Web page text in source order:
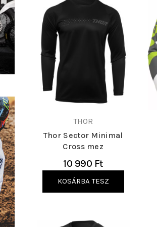
THOR
Thor Sector Minimal
Cross mez
10 990 Ft
KOSÁRBA TESZ